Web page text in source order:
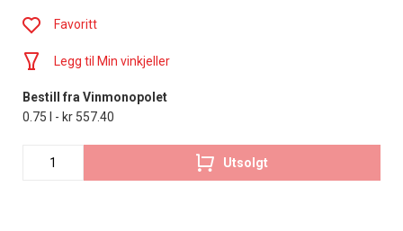
Favoritt
Legg til Min vinkjeller
Bestill fra Vinmonopolet
0.75 l - kr 557.40
Utsolgt